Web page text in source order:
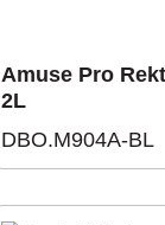
Amuse Pro
2L
DBO.M904A-BL